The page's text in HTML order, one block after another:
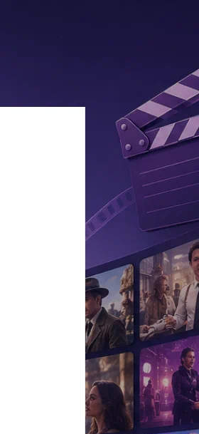
Питомцы
лайфстайл
новость